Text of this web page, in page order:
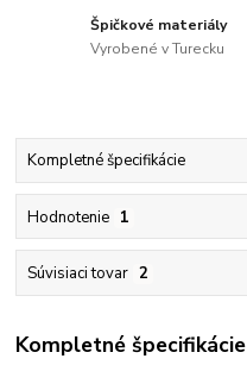
Špičkové materiály
Vyrobené v Turecku
Kompletné špecifikácie
Hodnotenie 1
Súvisiaci tovar 2
Kompletné špecifikácie